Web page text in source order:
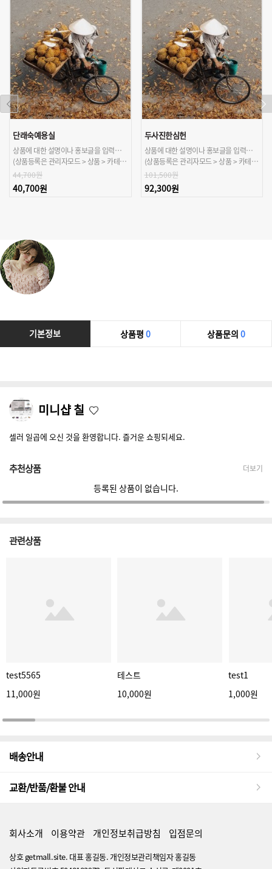
단래숙예용실
상품에 대한 설명이나 홍보글을 입력해주세요.
(상품등록은 관리자모드 > 상품 > 카테고리/상품관리 > 상품등록 가능)
44,700원
40,700원
두사진한심헌
상품에 대한 설명이나 홍보글을 입력해주세요.
(상품등록은 관리자모드 > 상품 > 카테고리/상품관리 > 상품등록 가능)
101,500원
92,300원
기본정보 상품평 0 상품문의 0
미니샵 칠
셀러 일곱에 오신 것을 환영합니다. 즐거운 쇼핑되세요.
추천상품 더보기
등록된 상품이 없습니다.
관련상품
test5565
11,000원
테스트
10,000원
test1
1,000원
배송안내
교환/반품/환불 안내
회사소개 이용약관 개인정보취급방침 입점문의
상호 getmall.site. 대표 홍길동. 개인정보관리책임자 홍길동